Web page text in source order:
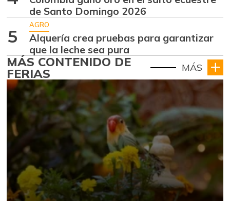
de Santo Domingo 2026
5
AGRO
Alquería crea pruebas para garantizar
que la leche sea pura
MÁS CONTENIDO DE
FERIAS MÁS